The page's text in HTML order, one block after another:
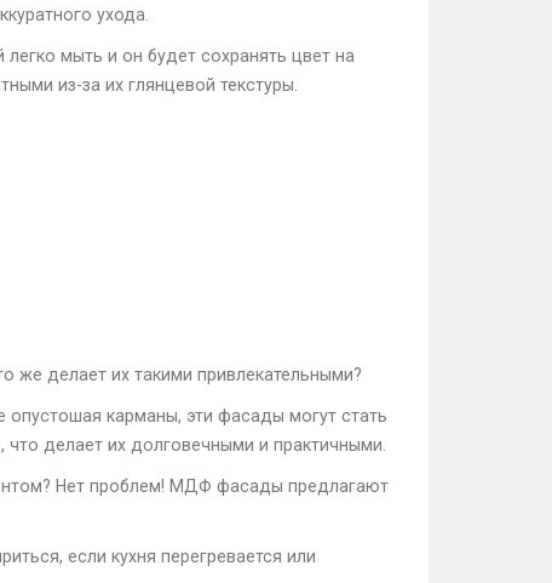
ухода.
мыть и он будет сохранять цвет на
из-за их глянцевой текстуры.
делает их такими привлекательными?
карманы, эти фасады могут стать
делает их долговечными и практичными.
Нет проблем! МДФ фасады предлагают
если кухня перегревается или